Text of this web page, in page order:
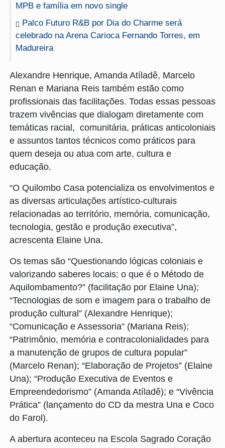
MPB e família em novo single
Palco Futuro R&B por Dia do Charme será
celebrado na Arena Carioca Fernando Torres, em
Madureira
Alexandre Henrique, Amanda Atíladê, Marcelo
Renan e Mariana Reis também estão como
profissionais das facilitações. Todas essas pessoas
trazem vivências que dialogam diretamente com
temáticas racial, comunitária, práticas anticoloniais
e assuntos tantos técnicos como práticos para
quem deseja ou atua com arte, cultura e
educação.
“O Quilombo Casa potencializa os envolvimentos e
as diversas articulações artístico-culturais
relacionadas ao território, memória, comunicação,
tecnologia, gestão e produção executiva”,
acrescenta Elaine Una.
Os temas são “Questionando lógicas coloniais e
valorizando saberes locais: o que é o Método de
Aquilombamento?” (facilitação por Elaine Una);
“Tecnologias de som e imagem para o trabalho de
produção cultural” (Alexandre Henrique);
“Comunicação e Assessoria” (Mariana Reis);
“Patrimônio, memória e contracolonialidades para
a manutenção de grupos de cultura popular”
(Marcelo Renan); “Elaboração de Projetos” (Elaine
Una); “Produção Executiva de Eventos e
Empreendedorismo” (Amanda Atíladê); e “Vivência
Prática” (lançamento do CD da mestra Una e Coco
do Farol).
A abertura aconteceu na Escola Sagrado Coração